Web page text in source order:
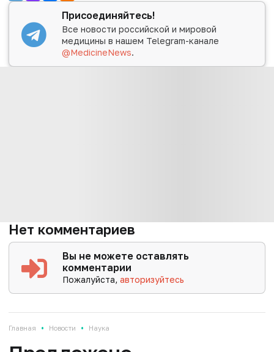
Присоединяйтесь!
Все новости российской и мировой
медицины в нашем Telegram-канале
@MedicineNews.
Нет комментариев
Вы не можете оставлять
комментарии
Пожалуйста,авторизуйтесь
Главная • Новости • Наука